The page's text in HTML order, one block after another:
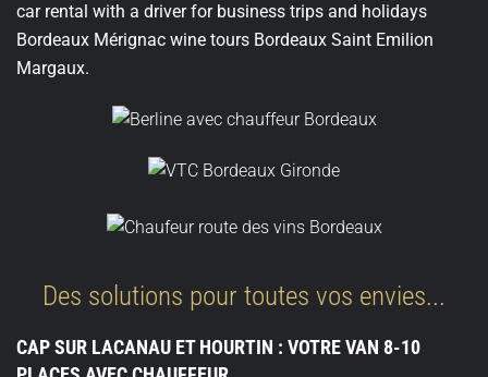
car rental with a driver for business trips and holidays
Bordeaux Mérignac wine tours Bordeaux Saint Emilion
Margaux.
Des solutions pour toutes vos envies...
CAP SUR LACANAU ET HOURTIN : VOTRE VAN 8-10